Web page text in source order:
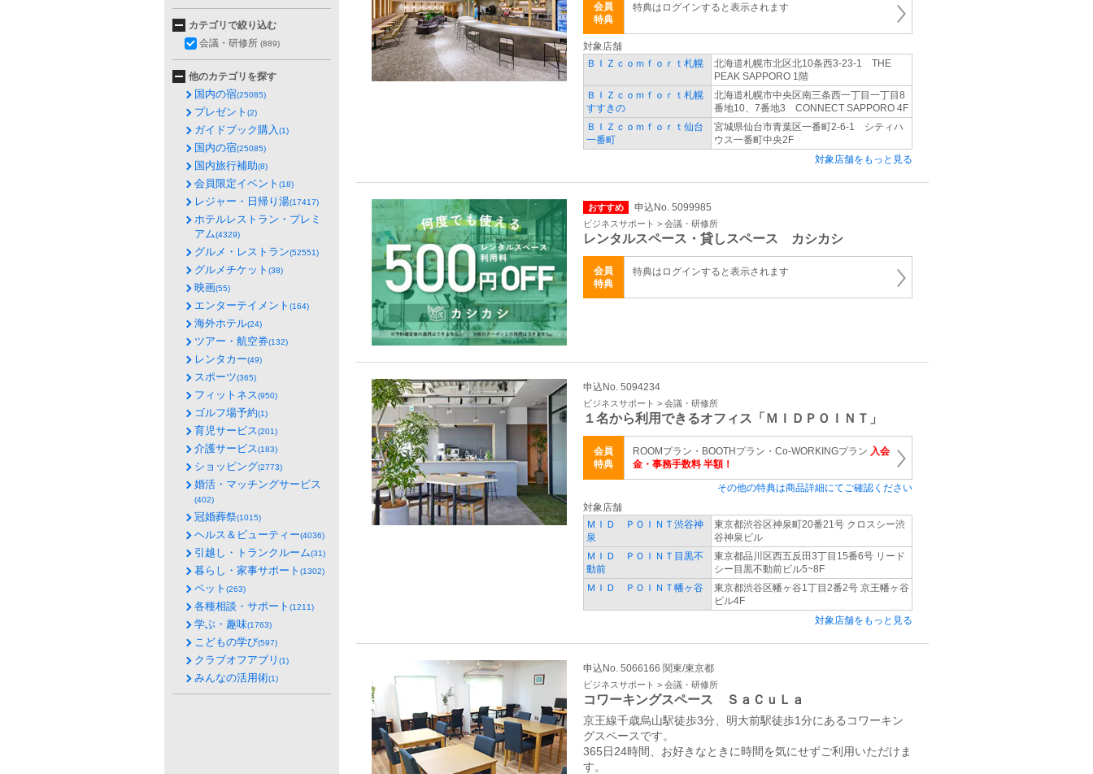
会員
特典
特典はログインすると表示されます
対象店舗
ＢＩＺｃｏｍｆｏｒｔ札幌
北海道札幌市北区北10条西3-23-1 THE
PEAK SAPPORO 1階
ＢＩＺｃｏｍｆｏｒｔ札幌
すすきの
北海道札幌市中央区南三条西一丁目一丁目8
番地10、7番地3 CONNECT SAPPORO 4F
ＢＩＺｃｏｍｆｏｒｔ仙台
一番町
宮城県仙台市青葉区一番町2-6-1 シティハ
ウス一番町中央2F
対象店舗をもっと見る
おすすめ 申込No. 5099985
ビジネスサポート > 会議・研修所
レンタルスペース・貸しスペース カシカシ
会員
特典
特典はログインすると表示されます
申込No. 5094234
ビジネスサポート > 会議・研修所
１名から利用できるオフィス「ＭＩＤＰＯＩＮＴ」
会員
特典
ROOMプラン・BOOTHプラン・Co-WORKINGプラン 入会
金・事務手数料 半額！
その他の特典は商品詳細にてご確認ください
対象店舗
ＭＩＤ ＰＯＩＮＴ渋谷神
泉
東京都渋谷区神泉町20番21号 クロスシー渋
谷神泉ビル
ＭＩＤ ＰＯＩＮＴ目黒不
動前
東京都品川区西五反田3丁目15番6号 リード
シー目黒不動前ビル5~8F
ＭＩＤ ＰＯＩＮＴ幡ヶ谷
東京都渋谷区幡ヶ谷1丁目2番2号 京王幡ヶ谷
ビル4F
対象店舗をもっと見る
申込No. 5066166 関東/東京都
ビジネスサポート > 会議・研修所
コワーキングスペース ＳａＣｕＬａ
京王線千歳烏山駅徒歩3分、明大前駅徒歩1分にあるコワーキン
グスペースです。
365日24時間、お好きなときに時間を気にせずご利用いただけま
す。
カテゴリで絞り込む
会議・研修所 (889)
他のカテゴリを探す
国内の宿(25085)
プレゼント (2)
ガイドブック購入(1)
国内の宿(25085)
国内旅行補助(8)
会員限定イベント (18)
レジャー・日帰り湯(17417)
ホテルレストラン・プレミ
アム(4329)
グルメ・レストラン(52551)
グルメチケット (38)
映画(55)
エンターテイメント (164)
海外ホテル(24)
ツアー・航空券(132)
レンタカー(49)
スポーツ(365)
フィットネス(950)
ゴルフ場予約(1)
育児サービス(201)
介護サービス(183)
ショッピング(2773)
婚活・マッチングサービス
(402)
冠婚葬祭(1015)
ヘルス＆ビューティー(4036)
引越し・トランクルーム(31)
暮らし・家事サポート (1302)
ペット (263)
各種相談・サポート (1211)
学ぶ・趣味(1763)
こどもの学び(597)
クラブオフアプリ (1)
みんなの活用術(1)